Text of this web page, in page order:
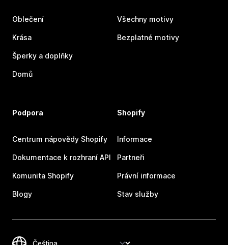
Oblečení
Krása
Šperky a doplňky
Domů
Všechny motivy
Bezplatné motivy
Podpora
Centrum nápovědy Shopify
Dokumentace k rozhraní API
Komunita Shopify
Blogy
Shopify
Informace
Partneři
Právní informace
Stav služby